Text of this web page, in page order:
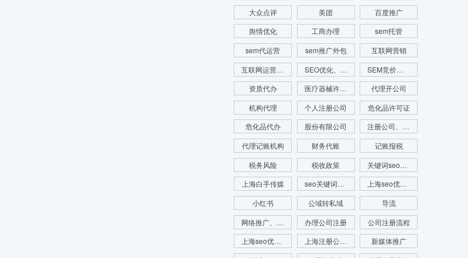
大众点评
美团
百度推广
舆情优化
工商办理
sem托管
sem代运营
sem推广外包
互联网营销
互联网运营推广
SEO优化、SEO网站排名、网站排名
SEM竞价、SEM竞价排名、网站排名
资质代办
医疗器械许可证代办
代理开公司
机构代理
个人注册公司
危化品许可证
危化品代办
股份有限公司
注册公司、代理记账、注册财税公司、财务服务
代理记账机构
财务代账
记账报税
税务风险
税收政策
关键词seo优化
上海白手传媒
seo关键词优化费用
上海seo优化公司
小红书
公域转私域
导流
网络推广、seo优化、新媒体运营、舆情管理、舆情系统监测、app开发、官网搭建
办理公司注册
公司注册流程
上海seo优化公司代运营公司
上海注册公司流程
新媒体推广